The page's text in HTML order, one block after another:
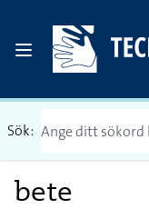
Sök:
bete